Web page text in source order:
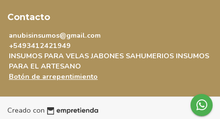
Contacto
anubisinsumos@gmail.com
+5493412421949
INSUMOS PARA VELAS JABONES SAHUMERIOS INSUMOS
PARA EL ARTESANO
Botón de arrepentimiento
Creado con